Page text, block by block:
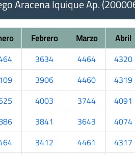
Aracena Iquique Ap.
Febrero Marzo Abril
3634 4464 4320
3906 4460 4319
4003 3744 4091
3841 3643 4074
3412 4461 4317